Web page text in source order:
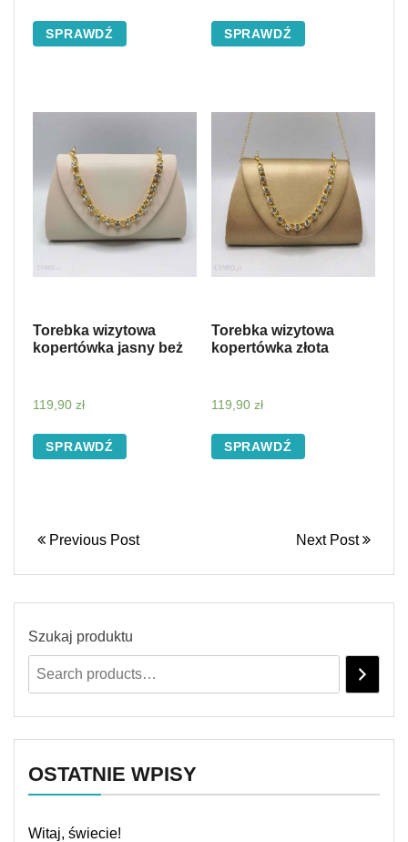
SPRAWDŹ SPRAWDŹ
Torebka wizytowa
kopertówka jasny beż
119,90 zł
SPRAWDŹ
Torebka wizytowa
kopertówka złota
119,90 zł
SPRAWDŹ
Previous Post Next Post
Szukaj produktu
OSTATNIE WPISY
Witaj, świecie!